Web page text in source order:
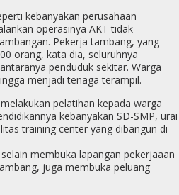
kebanyakan perusahaan
operasinya AKT tidak
Pekerja tambang, yang
orang, kata dia, seluruhnya
penduduk sekitar. Warga
menjadi tenaga terampil.
pelatihan kepada warga
kebanyakan SD-SMP, urai
training center yang dibangun di
membuka lapangan pekerjaaan
juga membuka peluang